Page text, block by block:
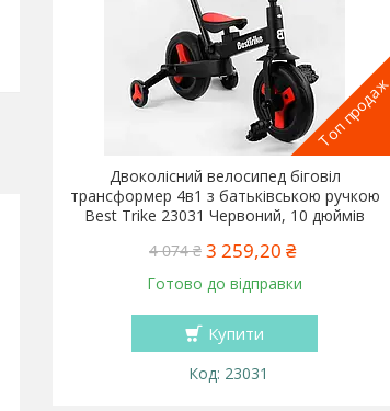
Топ продаж
Двоколісний велосипед біговіл
трансформер 4в1 з батьківською ручкою
Best Trike 23031 Червоний, 10 дюймів
4 074 ₴ 3 259,20 ₴
Готово до відправки
Купити
23031